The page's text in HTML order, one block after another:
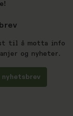
til å motta info
og nyheter.